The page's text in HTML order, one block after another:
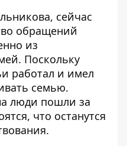
сейчас
обращений
из
Поскольку
работал и имел
семью.
люди пошли за
что останутся